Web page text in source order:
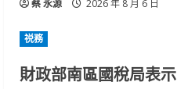
蔡 永源 2026 年 8 月 6 日
祱務
財政部南區國稅局表示